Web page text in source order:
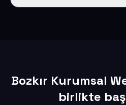
Bozkır Kurumsal
birlikte